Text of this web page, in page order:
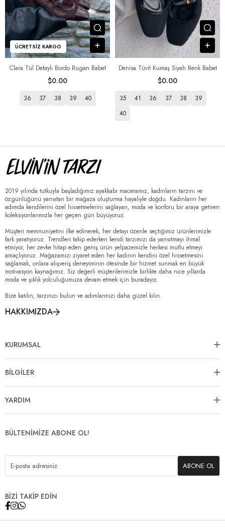
Clara Tül Detaylı Bordo Rugan Babet
$0.00
ÜCRETSIZ KARGO
Ürünü İncele
Sepete Ekle
36 37 38 39 40
Denisa Tüvit Kumaş Siyah Renk Babet
$0.00
35 41 36 37 38
39
40
2019 yılında tutkuyla başladığımız ayakkabı maceramız, kadınların tarzını ve
özgünlüğünü yansıtan bir mağaza oluşturma hayaliyle doğdu. Kadınların her
adımda kendilerini özel hissetmelerini sağlayan, moda ve konforu bir araya getiren
koleksiyonlarımızla her geçen gün büyüyoruz.
Müşteri memnuniyetini ilke edinerek, her detayı özenle seçtiğimiz ürünlerimizle
fark yaratıyoruz. Trendleri takip ederken kendi tarzımızı da yansıtmayı ihmal
etmiyor, her zevke hitap eden geniş ürün yelpazemizle herkesi mutlu etmeyi
amaçlıyoruz. Mağazamızı ziyaret eden her kadının kendini özel hissetmesini
sağlamak, onlara alışveriş deneyiminin ötesinde bir hizmet sunmak en büyük
motivasyon kaynağımız. Siz değerli müşterilerimizle birlikte daha nice yıllarda
moda ve şıklık yolculuğumuza devam etmek için buradayız.
Bize katılın, tarzınızı bulun ve adımlarınızı daha güzel kılın.
HAKKIMIZDA
KURUMSAL
BİLGİLER
YARDIM
BÜLTENİMİZE ABONE OL!
ABONE OL
BİZİ TAKİP EDİN